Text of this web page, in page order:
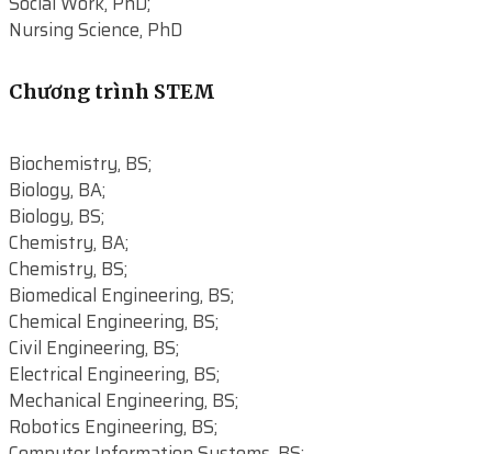
Nursing Science, PhD
Chương trình STEM
Biochemistry, BS;
Biology, BA;
Biology, BS;
Chemistry, BA;
Chemistry, BS;
Biomedical Engineering, BS;
Chemical Engineering, BS;
Civil Engineering, BS;
Electrical Engineering, BS;
Mechanical Engineering, BS;
Robotics Engineering, BS;